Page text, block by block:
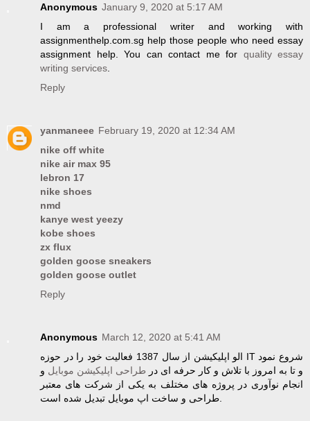
Anonymous January 9, 2020 at 5:17 AM
I am a professional writer and working with
assignmenthelp.com.sg help those people who need essay
assignment help. You can contact me for quality essay
writing services
Reply
yanmaneee February 19, 2020 at 12:34 AM
nike off white
nike air max 95
lebron 17
nike shoes
nmd
kanye west yeezy
kobe shoes
zx flux
golden goose sneakers
golden goose outlet
Reply
Anonymous March 12, 2020 at 5:41 AM
الو اپلیکیشن از سال 1387 فعالیت خود را در حوزه IT شروع نمود
و تا به امروز با تلاش و کار حرفه ای در طراحی اپلیکیشن موبایل و
انجام نوآوری در پروژه های مختلف به یکی از شرکت های معتبر